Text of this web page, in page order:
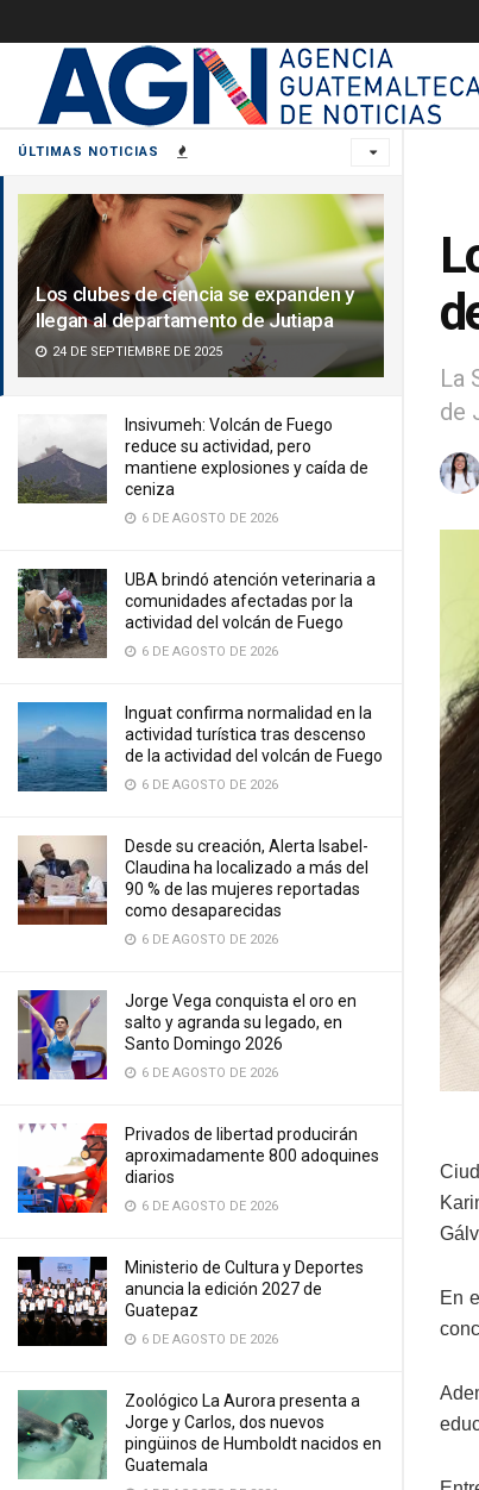
ÚLTIMAS NOTICIAS
Los clubes de ciencia se expanden y
llegan al departamento de Jutiapa
24 DE SEPTIEMBRE DE 2025
Insivumeh: Volcán de Fuego
reduce su actividad, pero
mantiene explosiones y caída de
ceniza
6 DE AGOSTO DE 2026
UBA brindó atención veterinaria a
comunidades afectadas por la
actividad del volcán de Fuego
6 DE AGOSTO DE 2026
Inguat confirma normalidad en la
actividad turística tras descenso
de la actividad del volcán de Fuego
6 DE AGOSTO DE 2026
Desde su creación, Alerta Isabel-
Claudina ha localizado a más del
90 % de las mujeres reportadas
como desaparecidas
6 DE AGOSTO DE 2026
Jorge Vega conquista el oro en
salto y agranda su legado, en
Santo Domingo 2026
6 DE AGOSTO DE 2026
Privados de libertad producirán
aproximadamente 800 adoquines
diarios
6 DE AGOSTO DE 2026
Ministerio de Cultura y Deportes
anuncia la edición 2027 de
Guatepaz
6 DE AGOSTO DE 2026
Zoológico La Aurora presenta a
Jorge y Carlos, dos nuevos
pingüinos de Humboldt nacidos en
Guatemala
La
de
En